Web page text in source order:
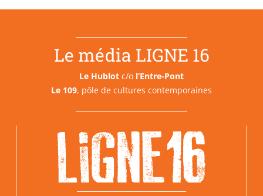
Le média LIGNE 16
Le Hublot c/o l’Entre-Pont
Le 109, pôle de cultures contemporaines